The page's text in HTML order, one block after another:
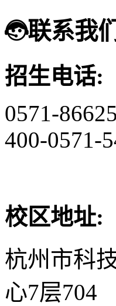
联系我
招生电话:
0571-
400-0571-
校区地址:
杭州市科
心7层704